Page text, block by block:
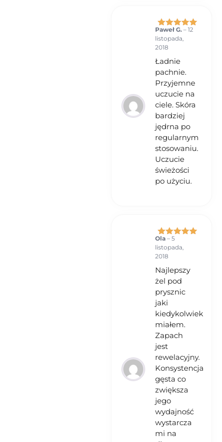
Oceniono5
na 5
Paweł G. – 12
listopada,
2018
Ładnie
pachnie.
Przyjemne
uczucie na
ciele. Skóra
bardziej
jędrna po
regularnym
stosowaniu.
Uczucie
świeżości
po użyciu.
Oceniono
na 5
Ola – 5
listopada,
2018
Najlepszy
żel pod
prysznic
jaki
kiedykolwiek
miałem.
Zapach
jest
rewelacyjny.
Konsystencja
gęsta co
zwiększa
jego
wydajność
wystarcza
mi na